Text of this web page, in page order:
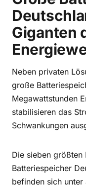
Giganten
Neben privaten
große
Megawattstunden
stabilisieren das
Schwankungen
Die sieben größten
Batteriespeicher
befinden sich